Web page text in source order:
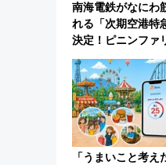
南海電鉄がなにわ
れる「次期空港特
決定！ピニンファ
日本初の鉄道デザ
「うまいこと考え